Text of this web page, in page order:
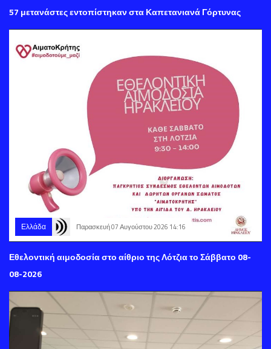
57 μετανάστες εντοπίστηκαν στα Καπετανιανά Γόρτυνας
Ελλάδα Παρασκευή 07 Αυγούστου 2026 14:16
Εθελοντική αιμοδοσία στο αίθριο της Λότζια το Σάββατο 08-
08-2026